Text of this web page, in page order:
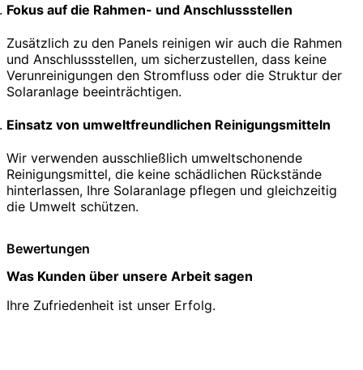
Fokus auf die Rahmen- und Anschlussstellen
Zusätzlich zu den Panels reinigen wir auch die Rahmen
und Anschlussstellen, um sicherzustellen, dass keine
Verunreinigungen den Stromfluss oder die Struktur der
Solaranlage beeinträchtigen.
Einsatz von umweltfreundlichen Reinigungsmitteln
Wir verwenden ausschließlich umweltschonende
Reinigungsmittel, die keine schädlichen Rückstände
hinterlassen, Ihre Solaranlage pflegen und gleichzeitig
die Umwelt schützen.
Bewertungen
Was Kunden über unsere Arbeit sagen
Ihre Zufriedenheit ist unser Erfolg.